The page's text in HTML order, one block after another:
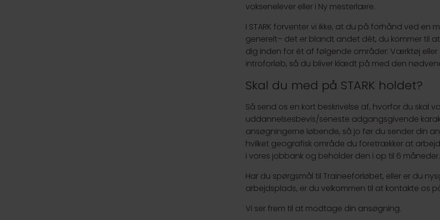
voksenelever eller i Ny mesterlære.
I STARK forventer vi ikke, at du på forhånd ved
generelt– det er blandt andet dét, du kommer til
dig inden for ét af følgende områder: Værktøj
introforløb, så du bliver klædt på med den
Skal du med på STARK holdet?
Så send os en kort beskrivelse af, hvorfor du skal
uddannelsesbevis/seneste adgangsgivende
ansøgningerne løbende, så jo før du sender din
hvilket geografisk område du foretrækker at
i vores jobbank og beholder den i op til 6 måneder.
Har du spørgsmål til Traineeforløbet, eller er du
arbejdsplads, er du velkommen til at kontakte os
Vi ser frem til at modtage din ansøgning.